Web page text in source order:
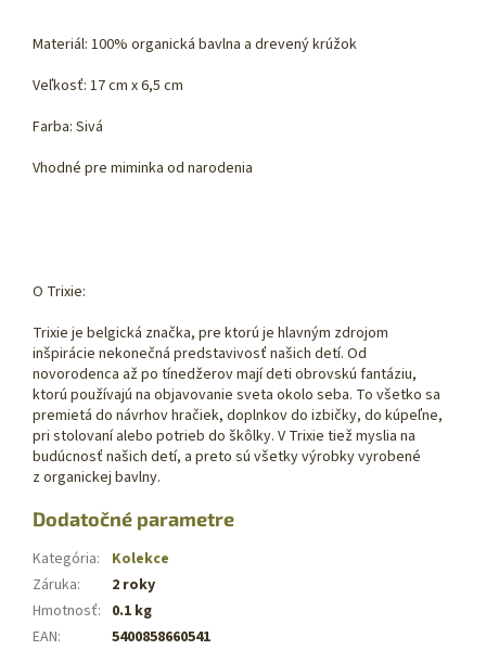
Materiál: 100% organická bavlna a drevený krúžok
Veľkosť: 17 cm x 6,5 cm
Farba: Sivá
Vhodné pre miminka od narodenia
O Trixie:
Trixie je belgická značka, pre ktorú je hlavným zdrojom
inšpirácie nekonečná predstavivosť našich detí. Od
novorodenca až po tínedžerov mají deti obrovskú fantáziu,
ktorú používajú na objavovanie sveta okolo seba. To všetko sa
premietá do návrhov hračiek, doplnkov do izbičky, do kúpeľne,
pri stolovaní alebo potrieb do škôlky. V Trixie tiež myslia na
budúcnosť našich detí, a preto sú všetky výrobky vyrobené
z organickej bavlny.
Dodatočné parametre
Kategória:
Kolekce
Záruka:
2 roky
Hmotnosť: 0.1 kg
EAN:
5400858660541